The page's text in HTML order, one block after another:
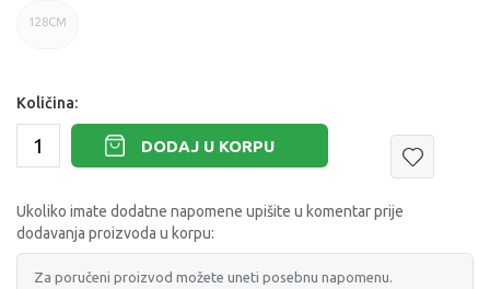
128CM
Količina:
DODAJ U KORPU
Ukoliko imate dodatne napomene upišite u komentar prije
dodavanja proizvoda u korpu: